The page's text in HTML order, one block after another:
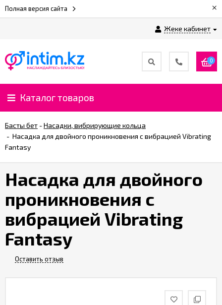
Полная версия сайта ×
Жеке кабинет
0
Каталог товаров
Басты бет -Насадки, вибрирующие кольца
- Насадка для двойного проникновения с вибрацией Vibrating
Fantasy
Насадка для двойного
проникновения с
вибрацией Vibrating
Fantasy
Оставить отзыв